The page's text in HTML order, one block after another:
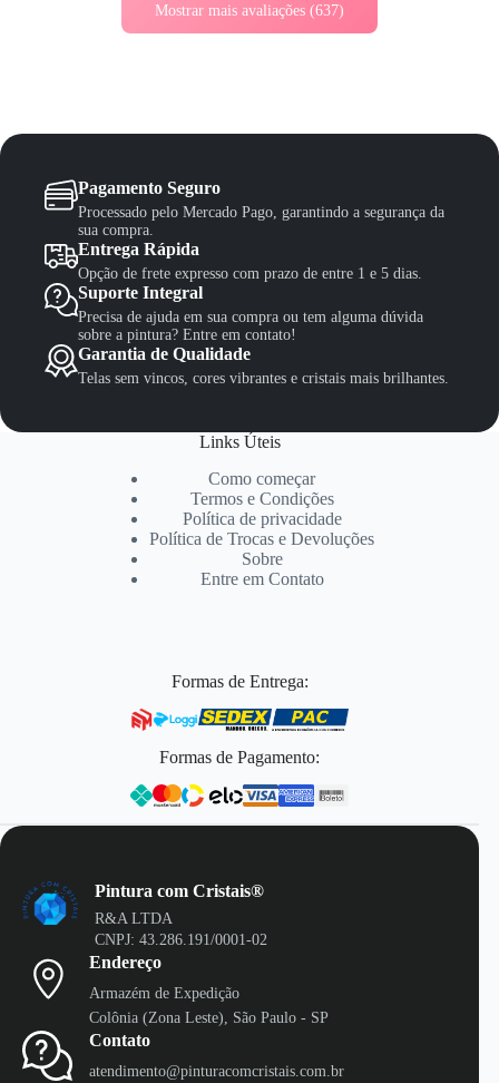
Mostrar mais avaliações (637)
Pagamento Seguro
Processado pelo Mercado Pago, garantindo a segurança da
sua compra.
Entrega Rápida
Opção de frete expresso com prazo de entre 1 e 5 dias.
Suporte Integral
Precisa de ajuda em sua compra ou tem alguma dúvida
sobre a pintura? Entre em contato!
Garantia de Qualidade
Telas sem vincos, cores vibrantes e cristais mais brilhantes.
Links Úteis
Como começar
Termos e Condições
Política de privacidade
Política de Trocas e Devoluções
Sobre
Entre em Contato
Formas de Entrega:
Formas de Pagamento:
Pintura com Cristais®
R&A LTDA
CNPJ: 43.286.191/0001-02
Endereço
Armazém de Expedição
Colônia (Zona Leste), São Paulo - SP
Contato
atendimento@pinturacomcristais.com.br